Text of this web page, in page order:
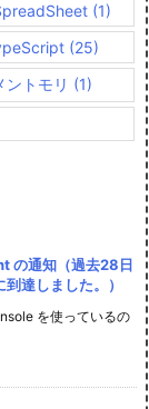
(1)
(25)
ントモリ (1)
の通知（過去28日
達しました。）
を使っているの